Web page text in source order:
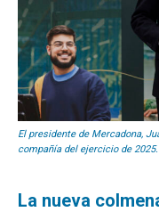
El presidente de Mercadona,
compañía del ejercicio de
La nueva